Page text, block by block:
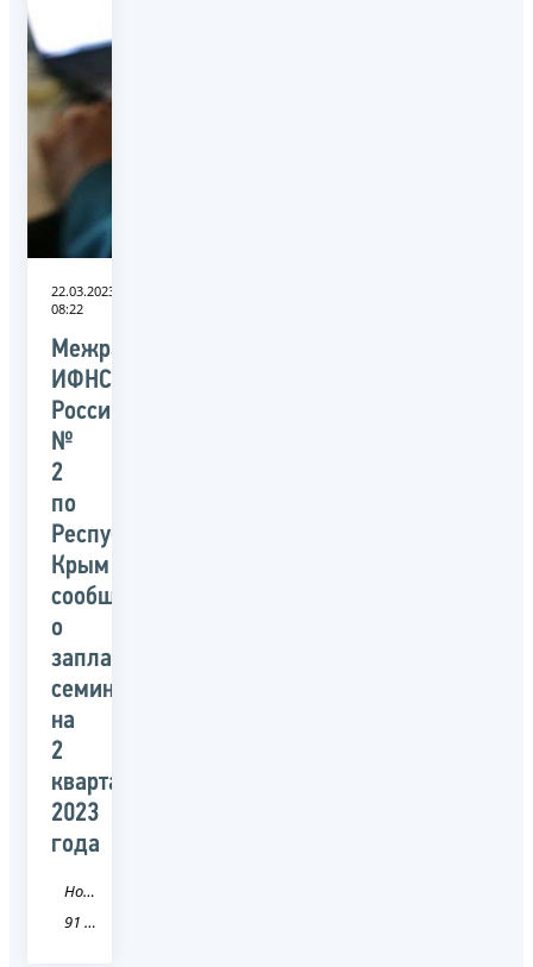
22.03.2023
08:22
Межрайонная
ИФНС
России
№
2
по
Республике
Крым
сообщает
о
запланированных
семинарах
на
2
квартал
2023
года
Новость
91 Республика Крым